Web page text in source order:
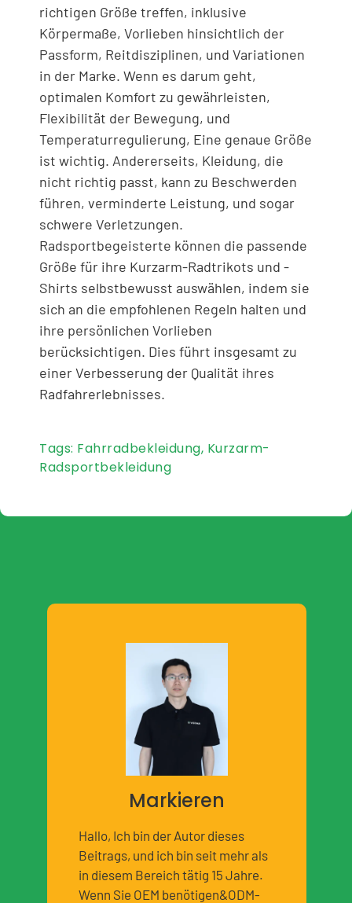
richtigen Größe treffen, inklusive
Körpermaße, Vorlieben hinsichtlich der
Passform, Reitdisziplinen, und Variationen
in der Marke. Wenn es darum geht,
optimalen Komfort zu gewährleisten,
Flexibilität der Bewegung, und
Temperaturregulierung, Eine genaue Größe
ist wichtig. Andererseits, Kleidung, die
nicht richtig passt, kann zu Beschwerden
führen, verminderte Leistung, und sogar
schwere Verletzungen.
Radsportbegeisterte können die passende
Größe für ihre Kurzarm-Radtrikots und -
Shirts selbstbewusst auswählen, indem sie
sich an die empfohlenen Regeln halten und
ihre persönlichen Vorlieben
berücksichtigen. Dies führt insgesamt zu
einer Verbesserung der Qualität ihres
Radfahrerlebnisses.
Tags: Fahrradbekleidung, Kurzarm-
Radsportbekleidung
Markieren
Hallo, Ich bin der Autor dieses
Beitrags, und ich bin seit mehr als
in diesem Bereich tätig 15 Jahre.
Wenn Sie OEM benötigen&ODM-